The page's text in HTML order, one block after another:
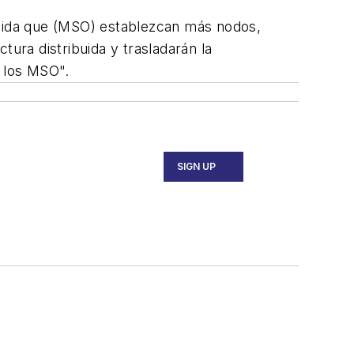
que (MSO) establezcan más nodos,
distribuida y trasladarán la
MSO".
SIGN UP